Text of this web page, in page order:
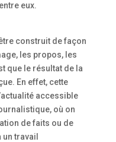
eux.
construit de façon
les propos, les
que le résultat de la
En effet, cette
accessible
où on
de faits ou de
travail